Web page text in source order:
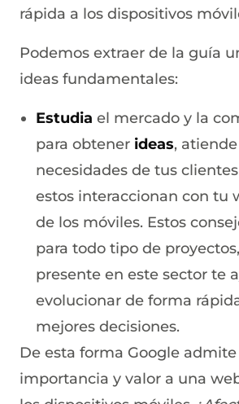
rápida a los dispositivos
Podemos extraer de la guía
ideas fundamentales:
Estudia el mercado y la
para obtener ideas,
necesidades de tus
estos interaccionan con tu
de los móviles. Estos
para todo tipo de
presente en este sector te
evolucionar de forma
mejores decisiones.
De esta forma Google
importancia y valor a una